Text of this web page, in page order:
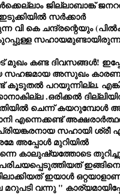
ജില്ലാബാങ്ക്
സർക്കാർ
വി കെ ചന്ദ്രന്റെയും
കണ്ട ദിവസങ്ങൾ!
സഹജമായ അസുഖം
പറയുന്നില്ല.
.ഒരിക്കൽ
ചെന്ന് കയറുമ്പോൾ
എന്നെക്കണ്ട്
സഹായി ശ്രീ
അപ്പോൾ മുറിയിൽ
കാലുഷ്യത്തോടെ
പരിചയപ്പെടുത്തിയത്
ഇയാൾ
മറുപടി വന്നു "